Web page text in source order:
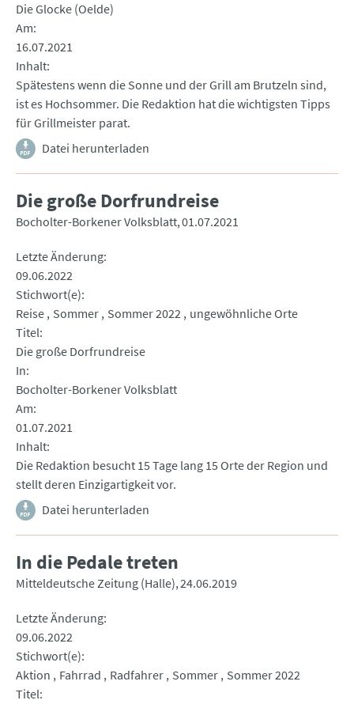
Die Glocke (Oelde)
Am
16.07.2021
Inhalt
Spätestens wenn die Sonne und der Grill am Brutzeln sind,
ist es Hochsommer. Die Redaktion hat die wichtigsten Tipps
für Grillmeister parat.
Datei herunterladen
Die große Dorfrundreise
Bocholter-Borkener Volksblatt 01.07.2021
Letzte Änderung
09.06.2022
Stichwort(e)
Reise Sommer Sommer 2022 ungewöhnliche Orte
Titel
Die große Dorfrundreise
In
Bocholter-Borkener Volksblatt
Am
01.07.2021
Inhalt
Die Redaktion besucht 15 Tage lang 15 Orte der Region und
stellt deren Einzigartigkeit vor.
Datei herunterladen
In die Pedale treten
Mitteldeutsche Zeitung (Halle) 24.06.2019
Letzte Änderung
09.06.2022
Stichwort(e)
Aktion
Fahrrad Radfahrer Sommer Sommer 2022
Titel